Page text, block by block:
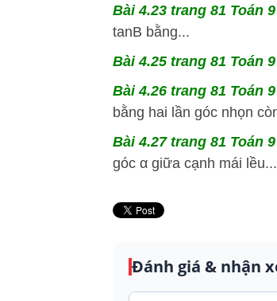
Bài 4.23 trang 81 Toán
tanB bằng...
Bài 4.25 trang 81 Toán
Bài 4.26 trang 81 Toán
bằng hai lần góc nhọn
Bài 4.27 trang 81 Toán
góc α giữa cạnh mái lều...
Đánh giá & nhận